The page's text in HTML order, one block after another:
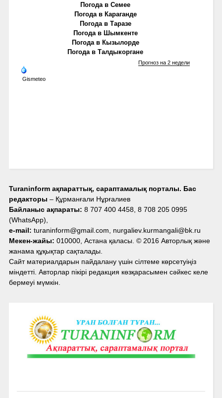
Погода в Семее
Погода в Караганде
Погода в Таразе
Погода в Шымкенте
Погода в Кызылорде
Погода в Талдыкоргане
Gismeteo
Прогноз на 2 недели
Turaninform ақпараттық, сараптамалық порталы. Бас
редакторы – Құрманғали Нұрғалиев
Байланыс ақпараты: 8 707 400 4458, 8 708 205 0995
(WhatsApp),
e-mail: turaninform@gmail.com, nurgaliev.kurmangali@bk.ru
Мекен-жайы: 010000, Астана қаласы. © 2016 Авторлық және
жанама құқықтар сақталады.
Сайт материалдарын пайдалану үшін сілтеме көрсетуіңіз
міндетті. Авторлар пікірі редакция көзқарасымен сәйкес келе
бермеуі мүмкін.